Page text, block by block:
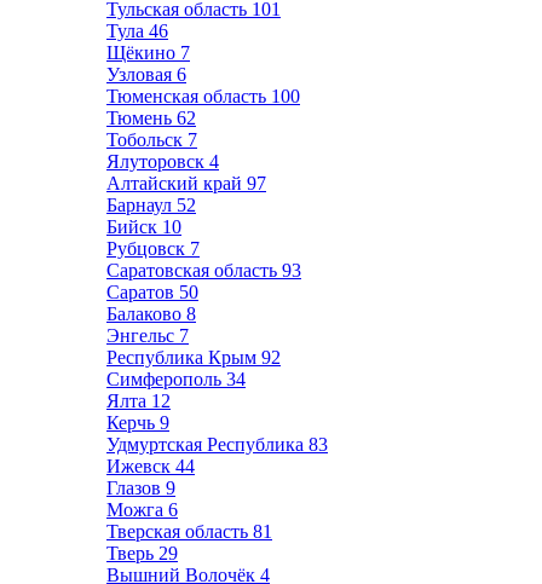
Тульская область 101
Тула 46
Щёкино 7
Узловая 6
Тюменская область 100
Тюмень 62
Тобольск 7
Ялуторовск 4
Алтайский край 97
Барнаул 52
Бийск 10
Рубцовск 7
Саратовская область 93
Саратов 50
Балаково 8
Энгельс 7
Республика Крым 92
Симферополь 34
Ялта 12
Керчь 9
Удмуртская Республика 83
Ижевск 44
Глазов 9
Можга 6
Тверская область 81
Тверь 29
Вышний Волочёк 4